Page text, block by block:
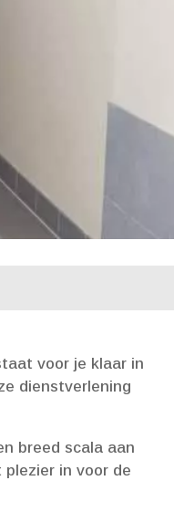
voor je klaar in
dienstverlening
breed scala aan
in voor de